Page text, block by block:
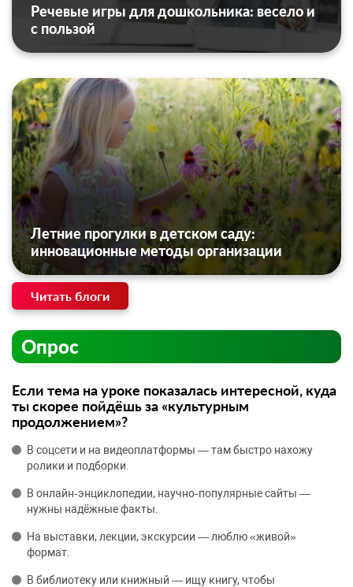
Речевые игры для дошкольника: весело и
с пользой
Летние прогулки в детском саду:
инновационные методы организации
Читать блоги
Опрос
Если тема на уроке показалась интересной, куда
ты скорее пойдёшь за «культурным
продолжением»?
В соцсети и на видеоплатформы — там быстро нахожу
ролики и подборки.
В онлайн‑энциклопедии, научно‑популярные сайты —
нужны надёжные факты.
На выставки, лекции, экскурсии — люблю «живой»
формат.
В библиотеку или книжный — ищу книгу, чтобы